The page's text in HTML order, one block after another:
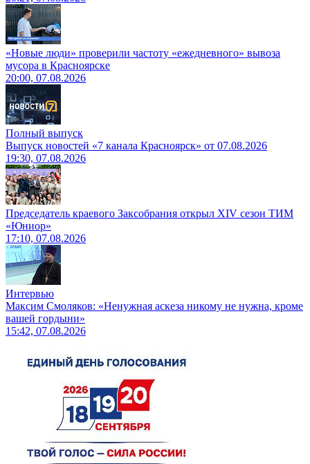
«Новые люди» проверили частоту «ежедневного» вывоза
мусора в Красноярске
20:00, 07.08.2026
Полный выпуск
Выпуск новостей «7 канала Красноярск» от 07.08.2026
19:30, 07.08.2026
Председатель краевого Заксобрания открыл XIV сезон ТИМ
«Юниор»
17:10, 07.08.2026
Интервью
Максим Смоляков: «Ненужная аскеза никому не нужна, кроме
вашей гордыни»
15:42, 07.08.2026